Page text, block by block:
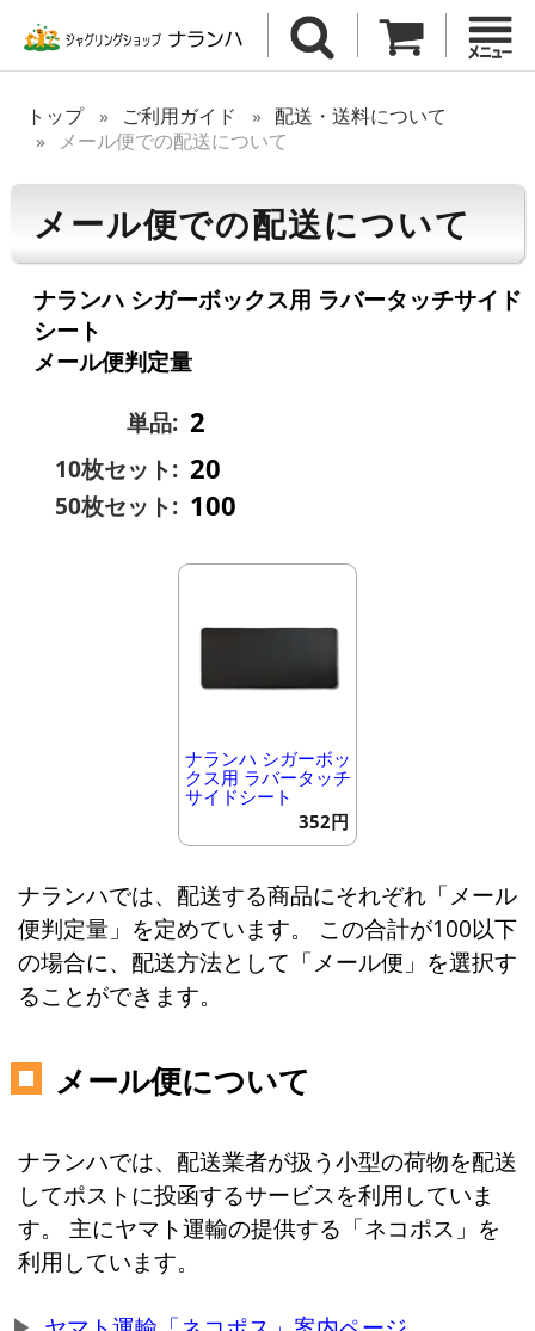
トップ ご利用ガイド
配送・送料について
メール便での配送について
メール便での配送について
ナランハ シガーボックス用 ラバータッチサイド
シート
メール便判定量
単品: 2
10枚セット: 20
50枚セット: 100
ナランハ シガーボッ
クス用 ラバータッチ
サイドシート
352円
ナランハでは、配送する商品にそれぞれ「メール
便判定量」を定めています。 この合計が100以下
の場合に、配送方法として「メール便」を選択す
ることができます。
メール便について
ナランハでは、配送業者が扱う小型の荷物を配送
してポストに投函するサービスを利用していま
す。 主にヤマト運輸の提供する「ネコポス」を
利用しています。